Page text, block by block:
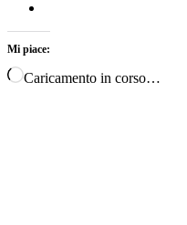
Mi piace:
Caricamento in corso…